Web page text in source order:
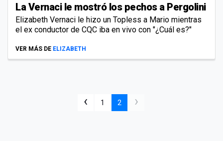
La Vernaci le mostró los pechos a Pergolini
Elizabeth Vernaci le hizo un Topless a Mario mientras
el ex conductor de CQC iba en vivo con "¿Cuál es?"
VER MÁS DE ELIZABETH
‹ 1 2 ›